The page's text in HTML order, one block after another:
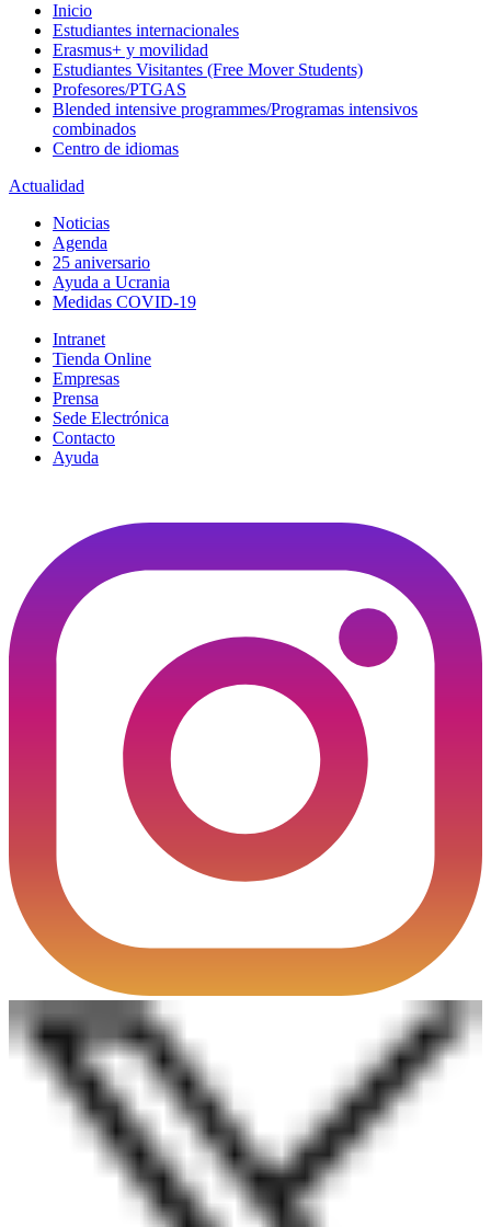
Inicio
Estudiantes internacionales
Erasmus+ y movilidad
Estudiantes Visitantes (Free Mover Students)
Profesores/PTGAS
Blended intensive programmes/Programas intensivos
combinados
Centro de idiomas
Actualidad
Noticias
Agenda
25 aniversario
Ayuda a Ucrania
Medidas COVID-19
Intranet
Tienda Online
Empresas
Prensa
Sede Electrónica
Contacto
Ayuda